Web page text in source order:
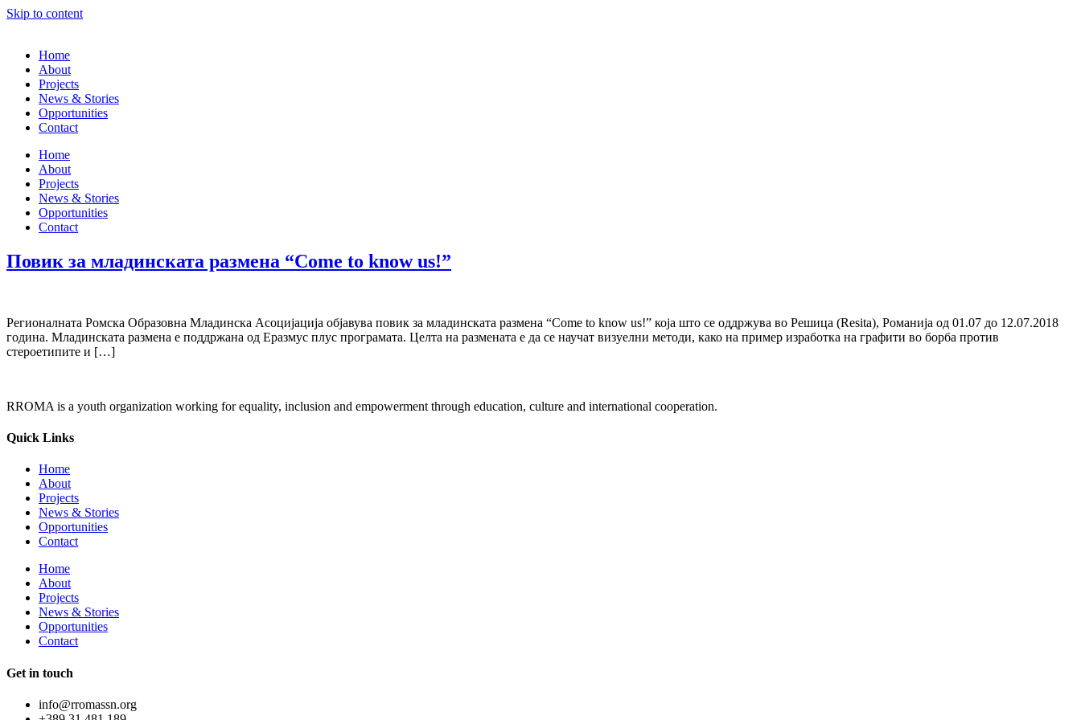
Skip to content
Home
About
Projects
News & Stories
Opportunities
Contact
Home
About
Projects
News & Stories
Opportunities
Contact
Повик за младинската размена “Come to know us!”
Регионалната Ромска Образовна Младинска Асоцијација објавува повик за младинската размена “Come to know us!” која што се оддржува во Решица (Resita), Романија од 01.07 до 12.07.2018
година. Младинската размена е поддржана од Еразмус плус програмата. Целта на размената е да се научат визуелни методи, како на пример изработка на графити во борба против
стероетипите и […]
RROMA is a youth organization working for equality, inclusion and empowerment through education, culture and international cooperation.
Quick Links
Home
About
Projects
News & Stories
Opportunities
Contact
Home
About
Projects
News & Stories
Opportunities
Contact
Get in touch
info@rromassn.org